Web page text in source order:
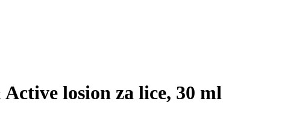
losion za lice, 30 ml